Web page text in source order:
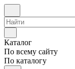
Каталог
По всему сайту
По каталогу